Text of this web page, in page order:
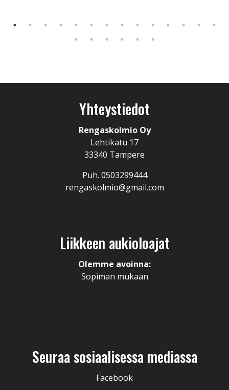
Yhteystiedot
Rengaskolmio Oy
Lehtikatu 17
33340 Tampere
Puh. 0503299444
rengaskolmio@gmail.com
Liikkeen aukioloajat
Olemme avoinna:
Sopiman mukaan
Seuraa sosiaalisessa mediassa
Facebook